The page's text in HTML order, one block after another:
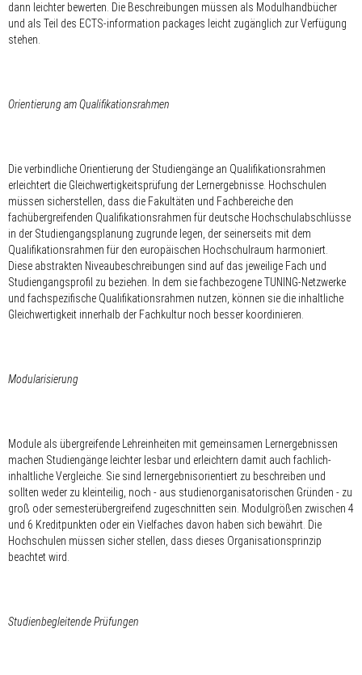
dann leichter bewerten. Die Beschreibungen müssen als Modulhandbücher
und als Teil des ECTS-information packages leicht zugänglich zur Verfügung
stehen.
Orientierung am Qualifikationsrahmen
Die verbindliche Orientierung der Studiengänge an Qualifikationsrahmen
erleichtert die Gleichwertigkeitsprüfung der Lernergebnisse. Hochschulen
müssen sicherstellen, dass die Fakultäten und Fachbereiche den
fachübergreifenden Qualifikationsrahmen für deutsche Hochschulabschlüsse
in der Studiengangsplanung zugrunde legen, der seinerseits mit dem
Qualifikationsrahmen für den europäischen Hochschulraum harmoniert.
Diese abstrakten Niveaubeschreibungen sind auf das jeweilige Fach und
Studiengangsprofil zu beziehen. In dem sie fachbezogene TUNING-Netzwerke
und fachspezifische Qualifikationsrahmen nutzen, können sie die inhaltliche
Gleichwertigkeit innerhalb der Fachkultur noch besser koordinieren.
Modularisierung
Module als übergreifende Lehreinheiten mit gemeinsamen Lernergebnissen
machen Studiengänge leichter lesbar und erleichtern damit auch fachlich-
inhaltliche Vergleiche. Sie sind lernergebnisorientiert zu beschreiben und
sollten weder zu kleinteilig, noch - aus studienorganisatorischen Gründen - zu
groß oder semesterübergreifend zugeschnitten sein. Modulgrößen zwischen 4
und 6 Kreditpunkten oder ein Vielfaches davon haben sich bewährt. Die
Hochschulen müssen sicher stellen, dass dieses Organisationsprinzip
beachtet wird.
Studienbegleitende Prüfungen